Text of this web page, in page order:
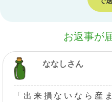
お返事が
ななしさん
「出来損ないなら産